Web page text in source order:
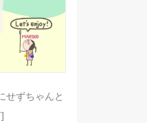
せずちゃんと